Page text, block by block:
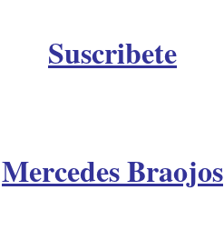
Suscribete
Mercedes Braojos